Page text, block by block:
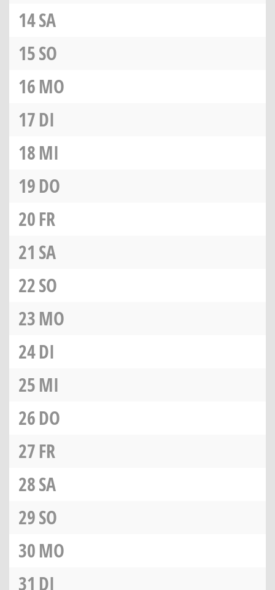
14SA
15SO
16MO
17DI
18MI
19DO
20FR
21 SA
22SO
23MO
24DI
25MI
26DO
27FR
28SA
29SO
30MO
31 DI